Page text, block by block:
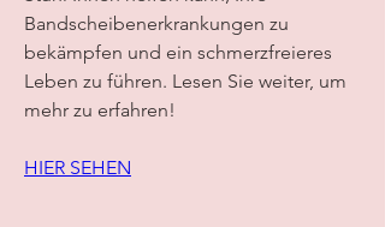
Bandscheibenerkrankungen zu
bekämpfen und ein schmerzfreieres
Leben zu führen. Lesen Sie weiter, um
mehr zu erfahren!
HIER SEHEN